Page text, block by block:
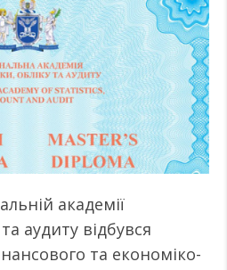
академії
аудиту відбувся
та економіко-